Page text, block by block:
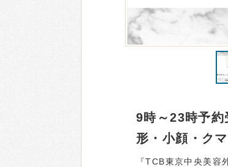
9時～23時予約
形・小顔・ク
『TCB東京中央美